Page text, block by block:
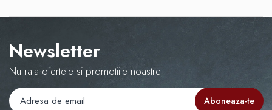
Newsletter
Nu rata ofertele si promotiile noastre